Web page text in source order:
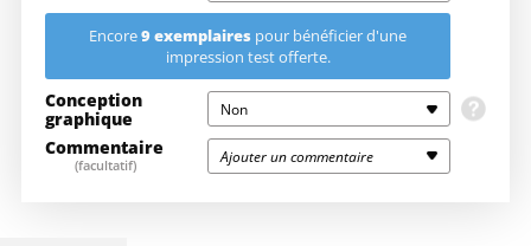
Saisissez la quantité souhaitée ici
110,16€
1 110,16€ 110,16€
Encore9 exemplaires pour bénéficier d'une
impression test offerte.
Conception
graphique
Non
Vous ne disposez pas d’un fichier prêt à imprimer ? Nos graphistes
Commentaire
(facultatif) Ajouter un commentaire